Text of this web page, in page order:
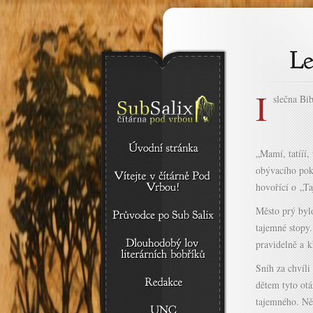
I slečna
„Mamí, tatííí,
obývacího
hovořící o
Město prý
tajemné
pravidelně a
Sníh za chvíli
dětem tyto
tajemného.